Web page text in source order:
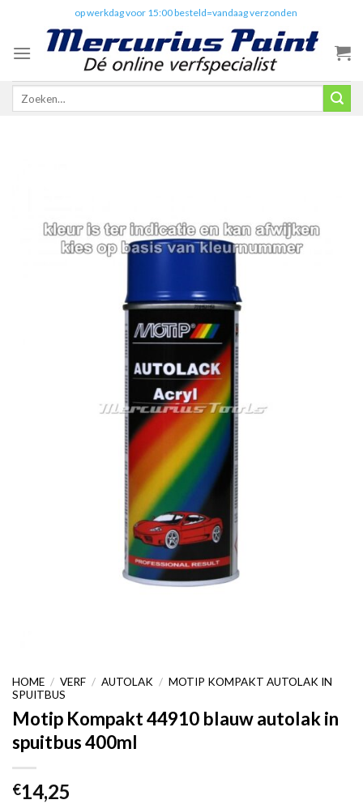
content
op werkdag voor 15:00 besteld=vandaag verzonden
Zoeken
HOME / VERF / AUTOLAK / MOTIP KOMPAKT AUTOLAK IN
SPUITBUS
Motip Kompakt 44910 blauw autolak in
spuitbus 400ml
€14,25